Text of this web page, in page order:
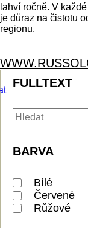
lahví ročně. V
je důraz na čistotu
regionu.
FULLTEXT
BARVA
Bílé
Červené
Růžové